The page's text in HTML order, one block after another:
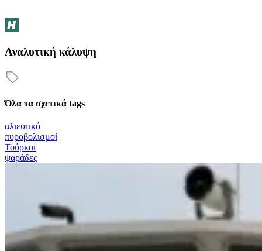
Αναλυτική κάλυψη
Όλα τα σχετικά tags
αλιευτικό
πυροβολισμοί
Τούρκοι
ψαράδες